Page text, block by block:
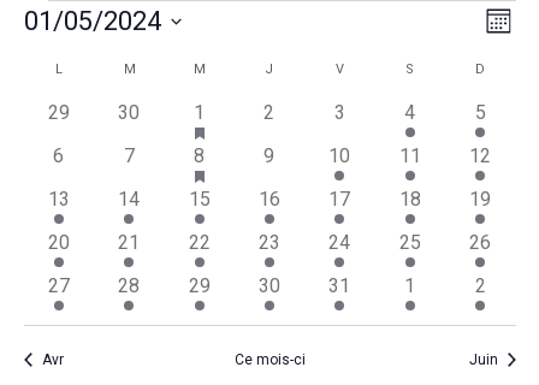
Évènements
par
Mois
01/05/2024
date.
Calendrier
Évènements
LLUNDI M M MERCREDIJ VVENDREDIS D
0
29
0
évènements
30
1
évènement
1has
featured
évènements
0
2
0
évènements
3
4
évènements
4
1
5
0
6
0
évènements
7
1
évènement
8has
featured
évènements
0
évènements
9
1
évènement
10
2
évènements
11
1
12
1
évènement
13
1
évènement
14
3
évènements
15
1
évènement
16
1
évènement
17
2
évènements
18
1
19
1
évènement
20
1
évènement
21
2
évènements
22
1
évènement
23
1
évènement
24
4
évènements
25
1
26
1
évènement
27
1
évènement
28
2
évènements
29
1
évènement
30
1
évènement
31
1
évènement
1
1
2
Avr Ce mois-ci Juin